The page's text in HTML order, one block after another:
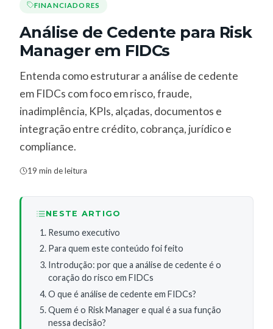
FINANCIADORES
Análise de Cedente para Risk
Manager em FIDCs
Entenda como estruturar a análise de cedente
em FIDCs com foco em risco, fraude,
inadimplência, KPIs, alçadas, documentos e
integração entre crédito, cobrança, jurídico e
compliance.
19 min de leitura
NESTE ARTIGO
Resumo executivo
Para quem este conteúdo foi feito
Introdução: por que a análise de cedente é o
coração do risco em FIDCs
O que é análise de cedente em FIDCs?
Quem é o Risk Manager e qual é a sua função
nessa decisão?